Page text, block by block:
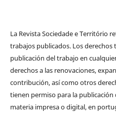
La Revista Sociedade e Território
trabajos publicados. Los derechos
publicación del trabajo en
derechos a las renovaciones,
contribución, así como otros
tienen permiso para la
materia impresa o digital, en